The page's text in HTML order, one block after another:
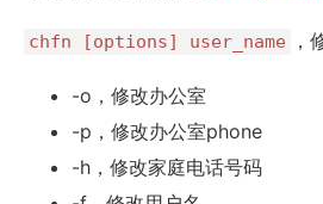
chfn [options] user_name ，
-o，修改办公室
-p，修改办公室phone
-h，修改家庭电话号码